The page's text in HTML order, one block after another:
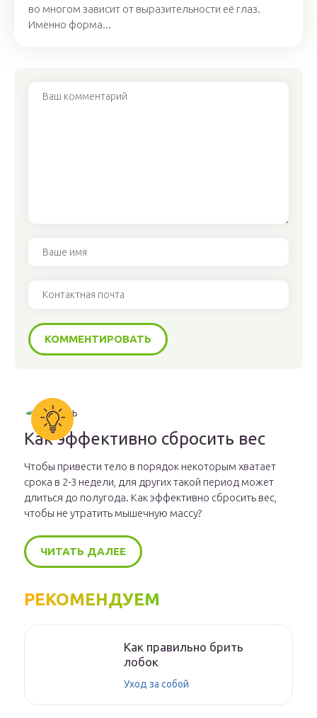
во многом зависит от выразительности её глаз.
Именно форма...
Как эффективно сбросить вес
Чтобы привести тело в порядок некоторым хватает
срока в 2-3 недели, для других такой период может
длиться до полугода. Как эффективно сбросить вес,
чтобы не утратить мышечную массу?
ЧИТАТЬ ДАЛЕЕ
РЕКОМЕНДУЕМ
Как правильно брить
лобок
Уход за собой